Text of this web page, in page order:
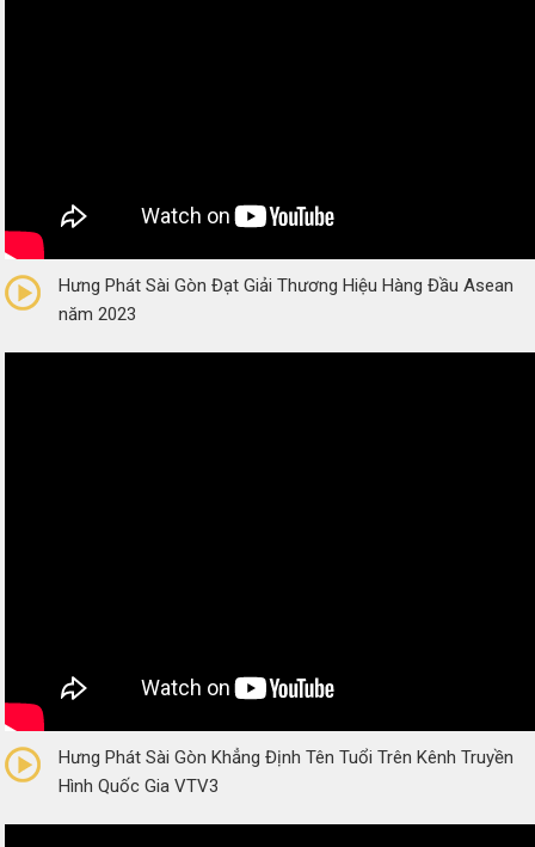
(0 Reviews)
Hưng Phát Sài Gòn Đạt Giải Thương Hiệu Hàng Đầu Asean
năm 2023
(0 Reviews)
Hưng Phát Sài Gòn Khẳng Định Tên Tuổi Trên Kênh Truyền
Hình Quốc Gia VTV3